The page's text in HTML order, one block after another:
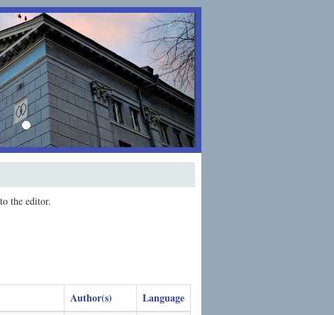
›
the editor.
Author(s) Language